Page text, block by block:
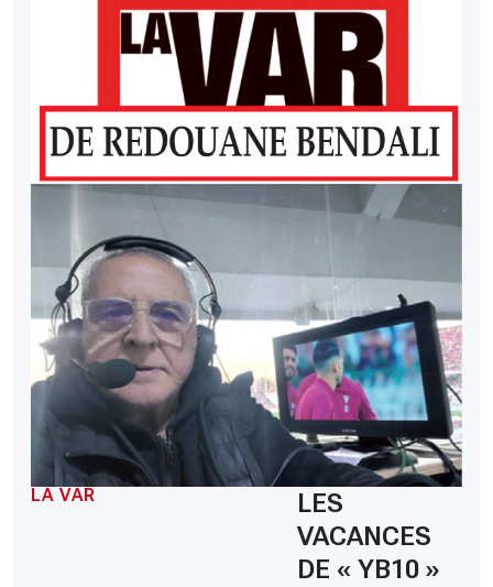
LA VAR
LES
VACANCES
DE « YB10 »